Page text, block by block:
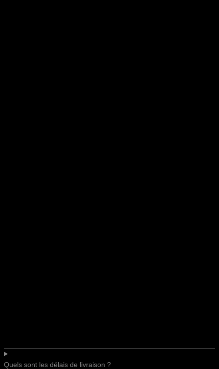
Quels sont les délais de livraison ?